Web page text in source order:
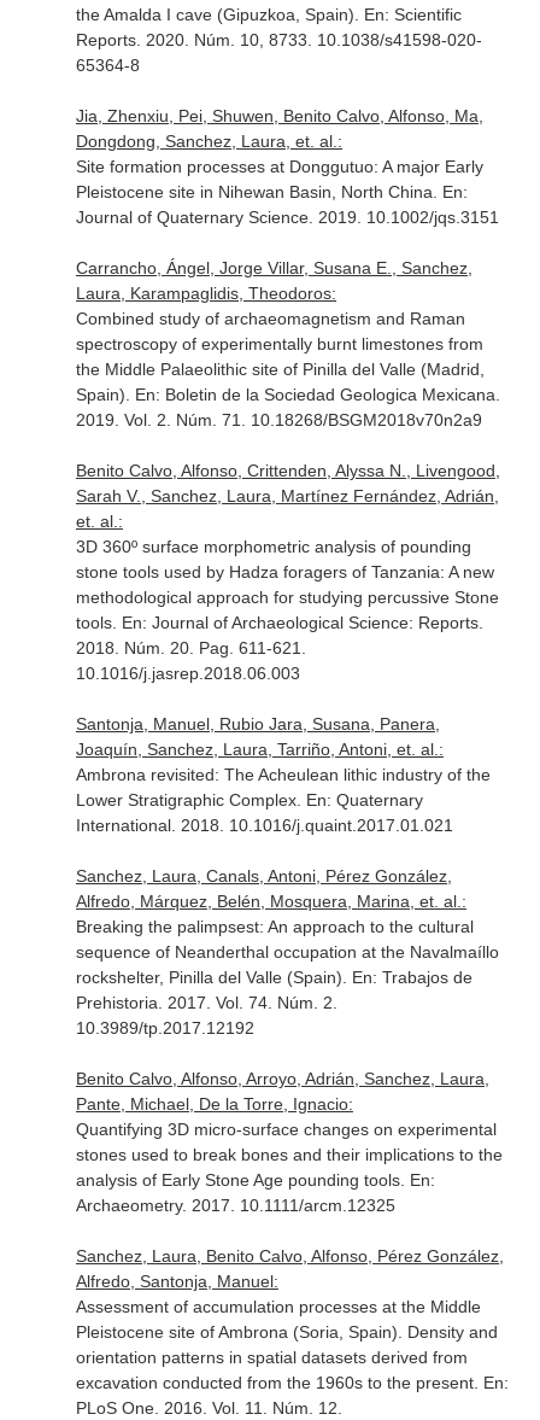
the Amalda I cave (Gipuzkoa, Spain). En: Scientific
Reports. 2020. Núm. 10, 8733. 10.1038/s41598-020-
65364-8
Jia, Zhenxiu, Pei, Shuwen, Benito Calvo, Alfonso, Ma,
Dongdong, Sanchez, Laura, et. al.:
Site formation processes at Donggutuo: A major Early
Pleistocene site in Nihewan Basin, North China. En:
Journal of Quaternary Science. 2019. 10.1002/jqs.3151
Carrancho, Ángel, Jorge Villar, Susana E., Sanchez,
Laura, Karampaglidis, Theodoros:
Combined study of archaeomagnetism and Raman
spectroscopy of experimentally burnt limestones from
the Middle Palaeolithic site of Pinilla del Valle (Madrid,
Spain). En: Boletin de la Sociedad Geologica Mexicana
2019. Vol. 2. Núm. 71. 10.18268/BSGM2018v70n2a9
Benito Calvo, Alfonso, Crittenden, Alyssa N., Livengood,
Sarah V., Sanchez, Laura, Martínez Fernández, Adrián,
et. al.:
3D 360º surface morphometric analysis of pounding
stone tools used by Hadza foragers of Tanzania: A new
methodological approach for studying percussive Stone
tools. En: Journal of Archaeological Science: Reports.
2018. Núm. 20. Pag. 611-621.
10.1016/j.jasrep.2018.06.003
Santonja, Manuel, Rubio Jara, Susana, Panera,
Joaquín, Sanchez, Laura, Tarriño, Antoni, et. al.:
Ambrona revisited: The Acheulean lithic industry of the
Lower Stratigraphic Complex. En: Quaternary
International. 2018. 10.1016/j.quaint.2017.01.021
Sanchez, Laura, Canals, Antoni, Pérez González,
Alfredo, Márquez, Belén, Mosquera, Marina, et. al.:
Breaking the palimpsest: An approach to the cultural
sequence of Neanderthal occupation at the Navalmaíllo
rockshelter, Pinilla del Valle (Spain). En: Trabajos de
Prehistoria . 2017. Vol. 74. Núm. 2.
10.3989/tp.2017.12192
Benito Calvo, Alfonso, Arroyo, Adrián, Sanchez, Laura,
Pante, Michael, De la Torre, Ignacio:
Quantifying 3D micro-surface changes on experimental
stones used to break bones and their implications to the
analysis of Early Stone Age pounding tools. En:
Archaeometry. 2017. 10.1111/arcm.12325
Sanchez, Laura, Benito Calvo, Alfonso, Pérez González,
Alfredo, Santonja, Manuel:
Assessment of accumulation processes at the Middle
Pleistocene site of Ambrona (Soria, Spain). Density and
orientation patterns in spatial datasets derived from
excavation conducted from the 1960s to the present. En:
PLoS One. 2016. Vol. 11. Núm. 12.